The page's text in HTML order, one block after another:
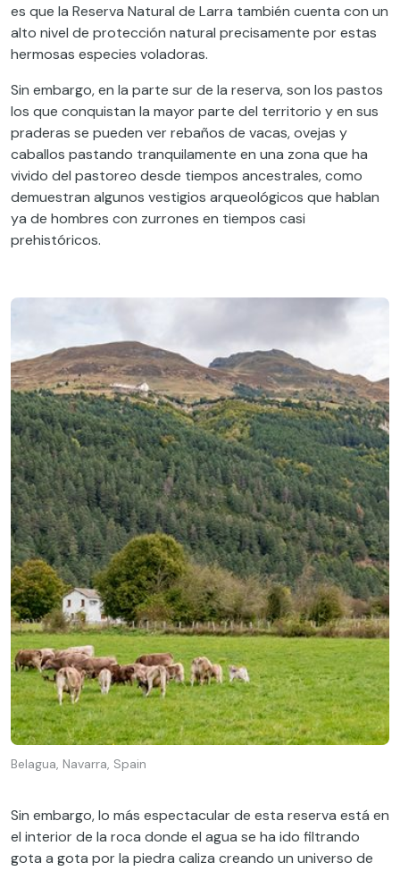
es que la Reserva Natural de Larra también cuenta con un
alto nivel de protección natural precisamente por estas
hermosas especies voladoras.
Sin embargo, en la parte sur de la reserva, son los pastos
los que conquistan la mayor parte del territorio y en sus
praderas se pueden ver rebaños de vacas, ovejas y
caballos pastando tranquilamente en una zona que ha
vivido del pastoreo desde tiempos ancestrales, como
demuestran algunos vestigios arqueológicos que hablan
ya de hombres con zurrones en tiempos casi
prehistóricos.
Belagua, Navarra, Spain
Sin embargo, lo más espectacular de esta reserva está en
el interior de la roca donde el agua se ha ido filtrando
gota a gota por la piedra caliza creando un universo de